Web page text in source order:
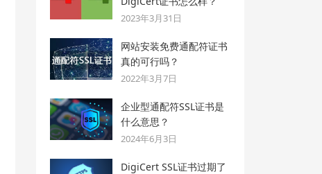
2023年3月31日
网站安装免费通配符证书
真的可行吗？
2022年3月7日
企业型通配符SSL证书是
什么意思？
2024年6月3日
DigiCert SSL证书过期了